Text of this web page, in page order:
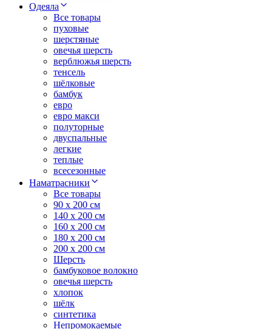
Одеяла
Все товары
пуховые
шерстяные
овечья шерсть
верблюжья шерсть
тенсель
шёлковые
бамбук
евро
евро макси
полуторные
двуспальные
легкие
теплые
всесезонные
Наматрасники
Все товары
90 x 200 см
140 x 200 см
160 x 200 см
180 x 200 см
200 x 200 см
Шерсть
бамбуковое волокно
овечья шерсть
хлопок
шёлк
синтетика
Непромокаемые